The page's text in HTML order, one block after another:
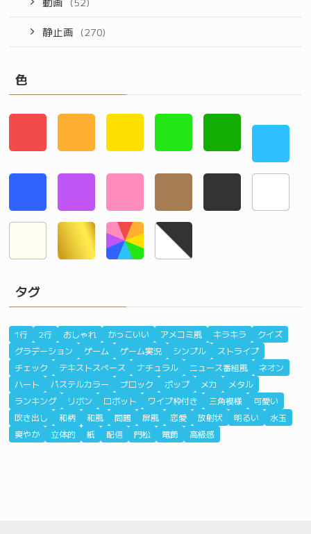
静止画 (270)
色
タグ
1行 2行 おしゃれ かっこいい アメコミ風 キラキラ
クイズ
グラデーション
ゲーム ゲーム実況 シンプル
ストライプ
チェック
テキストスペース ナチュラル ニュース番組風
ネオン
ハート
パステルカラー ブロック ポップ メカ
メタル
ランキング
リボン ロボット ワイプ枠付き 三角模様
可愛い
吹き出し
和柄 和風 問題 屏風 恋愛 放射状 明るい
水玉
爽やか
立体的 紙 配信 門松 電飾 高級感